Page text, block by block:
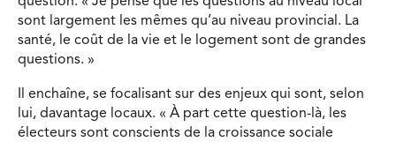
sont largement les mêmes qu’au niveau provincial. La
santé, le coût de la vie et le logement sont de grandes
questions. »
Il enchaîne, se focalisant sur des enjeux qui sont, selon
lui, davantage locaux. « À part cette question-là, les
électeurs sont conscients de la croissance sociale